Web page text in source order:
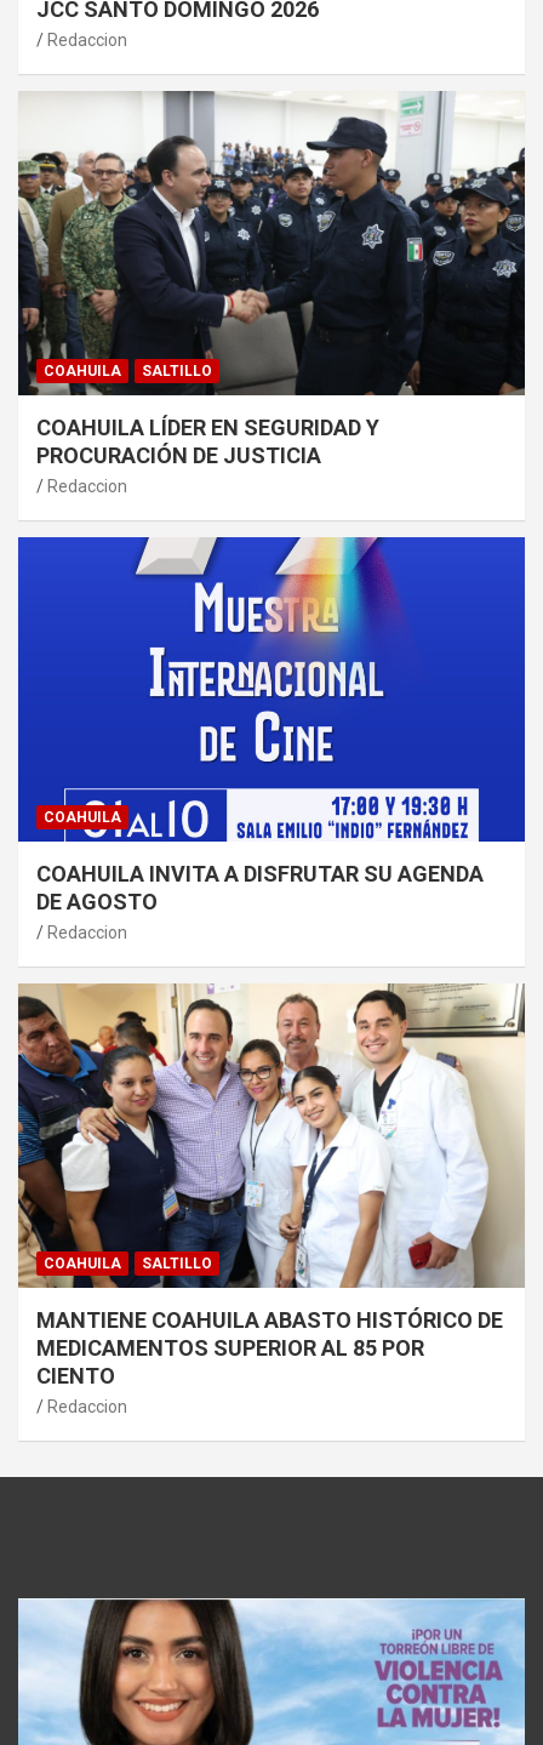
JCC SANTO DOMINGO 2026
Redaccion
COAHUILA SALTILLO
COAHUILA LÍDER EN SEGURIDAD Y
PROCURACIÓN DE JUSTICIA
Redaccion
COAHUILA
COAHUILA INVITA A DISFRUTAR SU AGENDA
DE AGOSTO
Redaccion
COAHUILA SALTILLO
MANTIENE COAHUILA ABASTO HISTÓRICO DE
MEDICAMENTOS SUPERIOR AL 85 POR
CIENTO
Redaccion